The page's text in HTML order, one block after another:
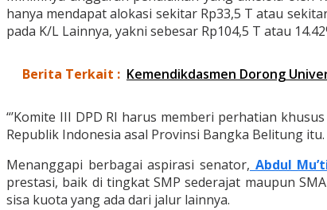
hanya mendapat alokasi sekitar Rp33,5 T atau
pada K/L Lainnya, yakni sebesar Rp104,5 T atau
Berita Terkait : Kemendikdasmen Dorong
“’Komite III DPD RI harus memberi perhatian
Republik Indonesia asal Provinsi Bangka Belitung itu.
Menanggapi berbagai aspirasi senator, Abdul
prestasi, baik di tingkat SMP sederajat maupun
sisa kuota yang ada dari jalur lainnya.